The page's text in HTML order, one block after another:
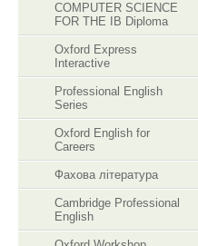
COMPUTER SCIENCE
FOR THE IB Diploma
Oxford Express
Interactive
Professional English
Series
Oxford English for
Careers
Фахова література
Cambridge Professional
English